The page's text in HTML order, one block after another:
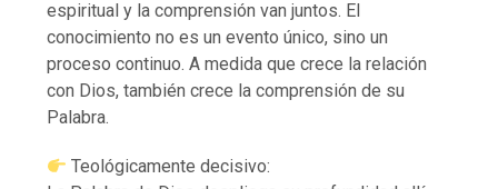
espiritual y la comprensión van juntos. El
conocimiento no es un evento único, sino un
proceso continuo. A medida que crece la relación
con Dios, también crece la comprensión de su
Palabra.
Teológicamente decisivo: